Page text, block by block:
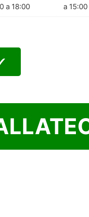
a 18:00
a 15:00